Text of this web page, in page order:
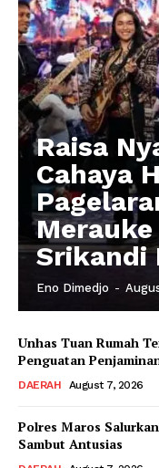
Raisa
Cahaya
Srikandi
Eno Dimedjo -
Unhas Tuan Rumah
Penguatan
DAERAH August 7, 2026
Polres Maros
Sambut Antusias